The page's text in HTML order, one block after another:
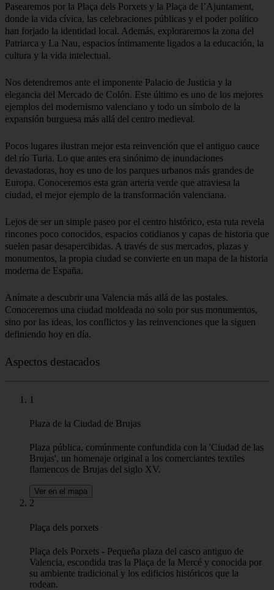
Pasearemos por la Plaça dels Porxets y la Plaça de l’Ajuntament,
donde la vida cívica, las celebraciones públicas y el poder político
han forjado la identidad local. Además, exploraremos la zona del
Patriarca y La Nau, espacios íntimamente ligados a la educación, la
cultura y la vida intelectual.
Nos detendremos ante el imponente Palacio de Justicia y la
elegancia del Mercado de Colón. Este último es uno de los mejores
ejemplos del modernismo valenciano y todo un símbolo de la
expansión burguesa más allá del centro medieval.
Pocos lugares ilustran mejor esta reinvención que el antiguo cauce
del río Turia. Lo que antes era sinónimo de inundaciones
devastadoras, hoy es uno de los parques urbanos más grandes de
Europa. Conoceremos esta gran arteria verde que atraviesa la
ciudad, el mejor ejemplo de la transformación valenciana.
Lejos de ser un simple paseo por el centro histórico, esta ruta revela
rincones poco conocidos, espacios cotidianos y capas de historia que
suelen pasar desapercibidas. A través de sus mercados, plazas y
monumentos, la propia ciudad se convierte en un mapa de la historia
moderna de España.
Anímate a descubrir una Valencia más allá de las postales.
Conoceremos una ciudad moldeada no solo por sus monumentos,
sino por las ideas, los conflictos y las reinvenciones que la siguen
definiendo hoy en día.
Aspectos destacados
1
Plaza de la Ciudad de Brujas
Plaza pública, comúnmente confundida con la 'Ciudad de las
Brujas', un homenaje original a los comerciantes textiles
flamencos de Brujas del siglo XV.
Ver en el mapa
2
Plaça dels porxets
Plaça dels Porxets - Pequeña plaza del casco antiguo de
Valencia, escondida tras la Plaça de la Mercé y conocida por
su ambiente tradicional y los edificios históricos que la
rodean.